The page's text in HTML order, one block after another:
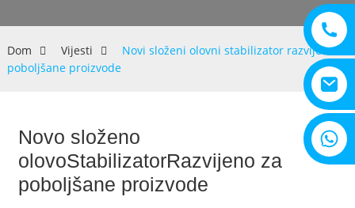
Dom Vijesti
Novi složeni olovni stabilizator razvijen za
poboljšane proizvode
Novo složeno
olovoStabilizatorRazvijeno za
poboljšane proizvode